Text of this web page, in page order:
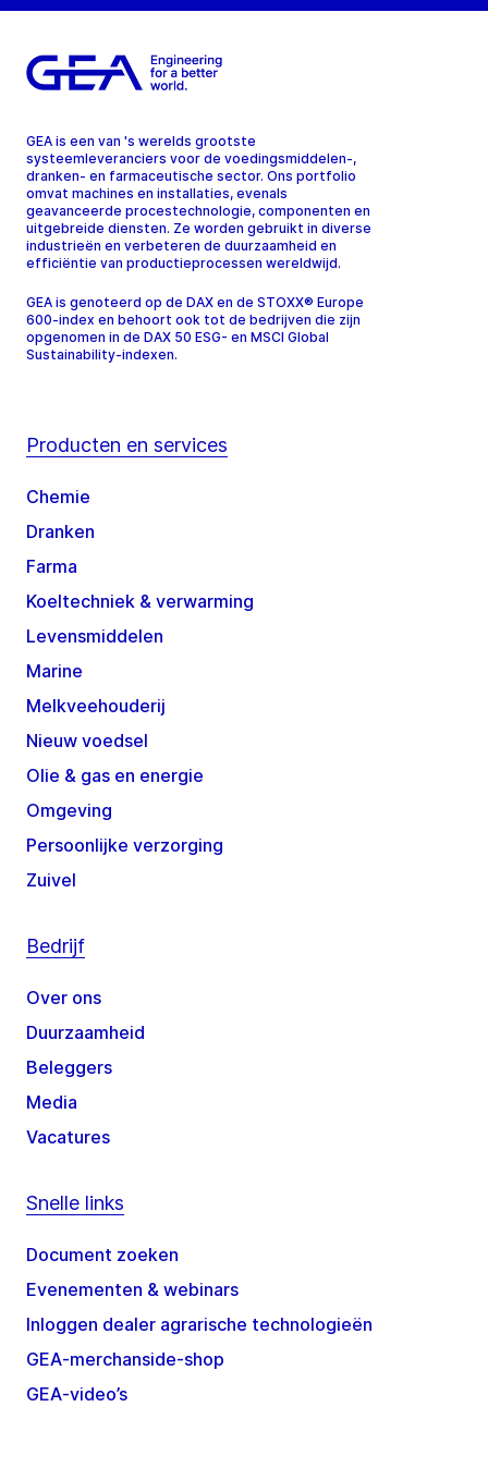
GEA is een van 's werelds grootste
systeemleveranciers voor de voedingsmiddelen-,
dranken- en farmaceutische sector. Ons portfolio
omvat machines en installaties, evenals
geavanceerde procestechnologie, componenten en
uitgebreide diensten. Ze worden gebruikt in diverse
industrieën en verbeteren de duurzaamheid en
efficiëntie van productieprocessen wereldwijd.
GEA is genoteerd op de DAX en de STOXX® Europe
600-index en behoort ook tot de bedrijven die zijn
opgenomen in de DAX 50 ESG- en MSCI Global
Sustainability-indexen.
Producten en services
Chemie
Dranken
Farma
Koeltechniek & verwarming
Levensmiddelen
Marine
Melkveehouderij
Nieuw voedsel
Olie & gas en energie
Omgeving
Persoonlijke verzorging
Zuivel
Bedrijf
Over ons
Duurzaamheid
Beleggers
Media
Vacatures
Snelle links
Document zoeken
Evenementen & webinars
Inloggen dealer agrarische technologieën
GEA-merchanside-shop
GEA-video’s